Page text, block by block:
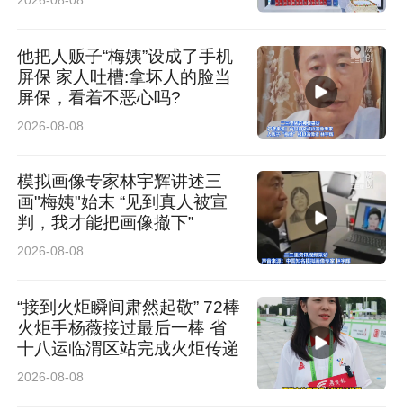
他把人贩子“梅姨”设成了手机
屏保 家人吐槽:拿坏人的脸当
屏保，看着不恶心吗?
2026-08-08
模拟画像专家林宇辉讲述三
画"梅姨"始末 “见到真人被宣
判，我才能把画像撤下”
2026-08-08
“接到火炬瞬间肃然起敬” 72棒
火炬手杨薇接过最后一棒 省
十八运临渭区站完成火炬传递
2026-08-08